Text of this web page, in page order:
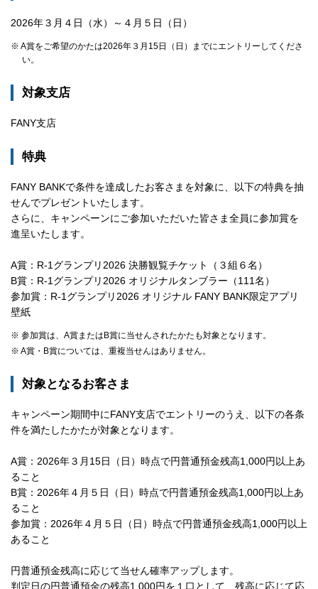
2026年３月４日（水）～４月５日（日）
※ A賞をご希望のかたは2026年３月15日（日）までにエントリーしてくださ
い。
対象支店
FANY支店
特典
FANY BANKで条件を達成したお客さまを対象に、以下の特典を抽
せんでプレゼントいたします。
さらに、キャンペーンにご参加いただいた皆さま全員に参加賞を
進呈いたします。
A賞：R-1グランプリ2026 決勝観覧チケット（３組６名）
B賞：R-1グランプリ2026 オリジナルタンブラー（111名）
参加賞：R-1グランプリ2026 オリジナル FANY BANK限定アプリ
壁紙
※ 参加賞は、A賞またはB賞に当せんされたかたも対象となります。
※ A賞・B賞については、重複当せんはありません。
対象となるお客さま
キャンペーン期間中にFANY支店でエントリーのうえ、以下の各条
件を満たしたかたが対象となります。
A賞：2026年３月15日（日）時点で円普通預金残高1,000円以上あ
ること
B賞：2026年４月５日（日）時点で円普通預金残高1,000円以上あ
ること
参加賞：2026年４月５日（日）時点で円普通預金残高1,000円以上
あること
円普通預金残高に応じて当せん確率アップします。
判定日の円普通預金の残高1,000円を１口として、残高に応じて応